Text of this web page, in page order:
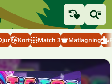
Kort Match 3 Matlagning